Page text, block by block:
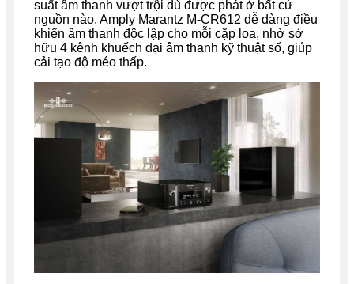
suất âm thanh vượt trội dù được phát ở bất cứ
nguồn nào. Amply Marantz M-CR612 dễ dàng điều
khiển âm thanh độc lập cho mỗi cặp loa, nhờ sở
hữu 4 kênh khuếch đại âm thanh kỹ thuật số, giúp
cải tạo độ méo thấp.